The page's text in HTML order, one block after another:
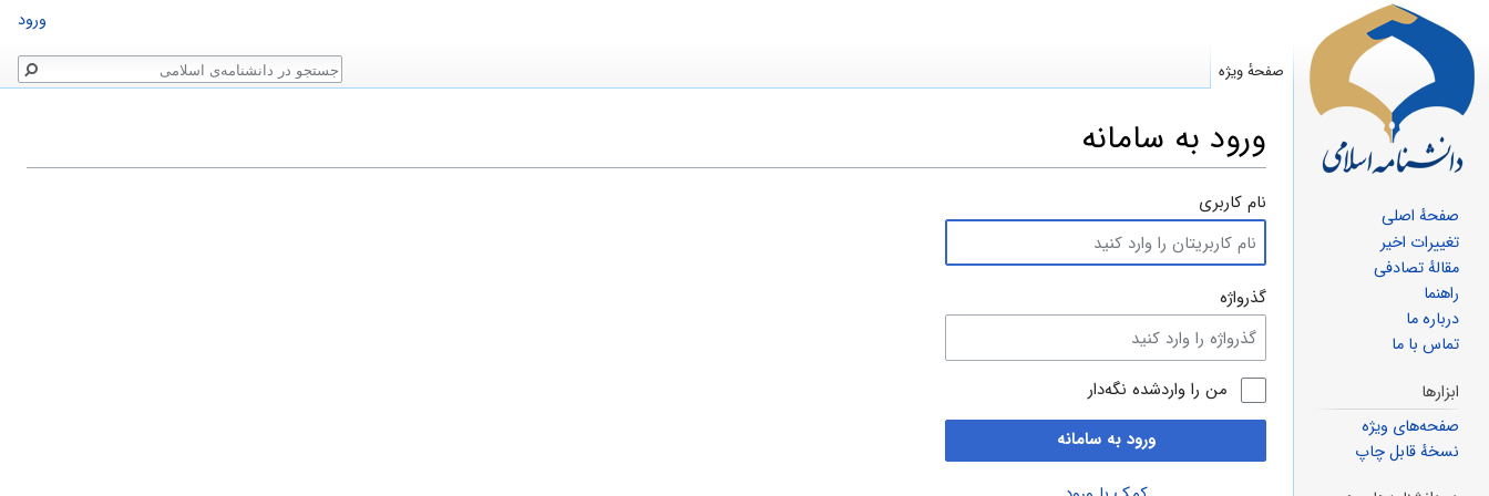
ورود به سامانه
پرش
ناوبری
پرش
جستجو
نام کاربری
گذرواژه
من را واردشده نگه‌دار
ورود به سامانه
ورود
صفحهٔ ویژه جستجو
صفحهٔ اصلی
تغییرات اخیر
مقالهٔ تصادفی
راهنما
درباره ما
تماس با ما
ابزارها
صفحه‌های ویژه
نسخهٔ قابل چاپ